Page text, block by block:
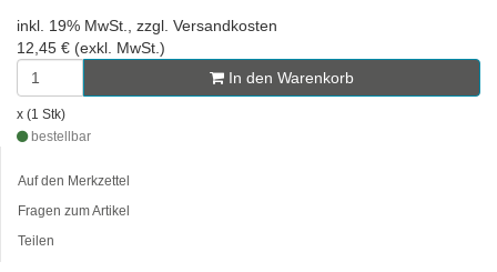
inkl. 19% MwSt., zzgl. Versandkosten
12,45 € (exkl. MwSt.)
In den Warenkorb
x (1 Stk)
bestellbar
Auf den Merkzettel
Fragen zum Artikel
Teilen